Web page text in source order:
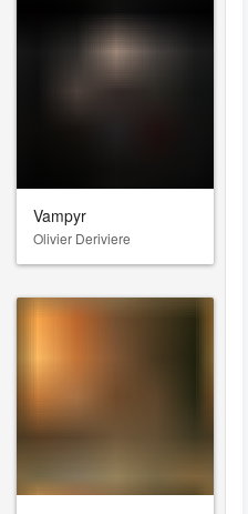
Vampyr
Olivier Deriviere